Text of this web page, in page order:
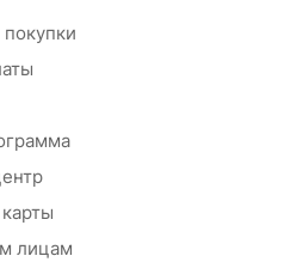
лицам